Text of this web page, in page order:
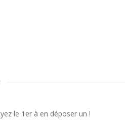
le 1er à en déposer un !